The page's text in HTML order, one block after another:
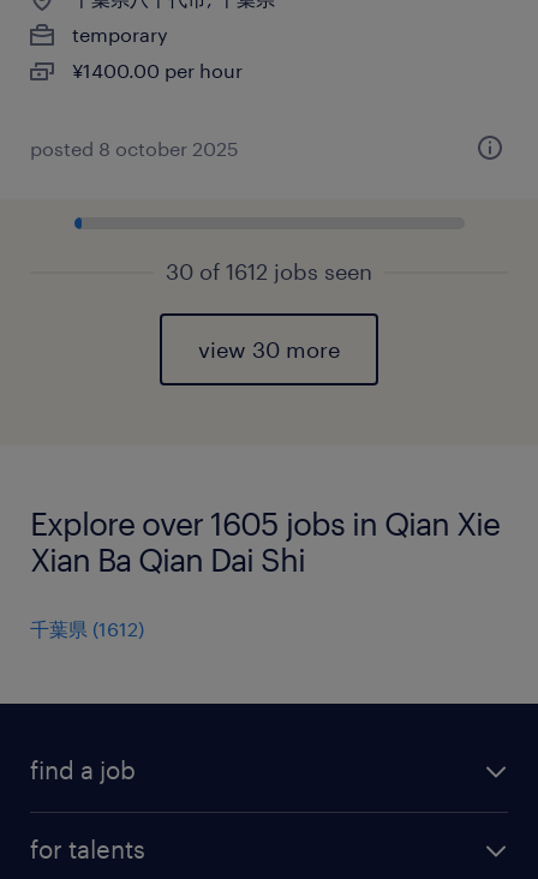
temporary
¥1400.00 per hour
posted 8 october 2025
30 of 1612 jobs seen
view 30 more
Explore over 1605 jobs in Qian Xie
Xian Ba Qian Dai Shi
千葉県 (1612)
find a job
for talents